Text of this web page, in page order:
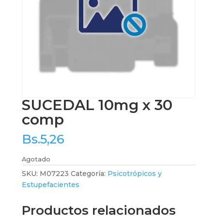
SUCEDAL 10mg x 30
comp
Bs.5,26
Agotado
SKU: M07223 Categoría: Psicotrópicos y
Estupefacientes
Productos relacionados